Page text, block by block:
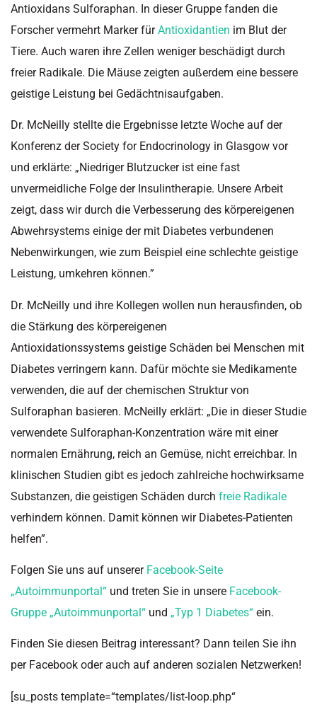
Antioxidans Sulforaphan. In dieser Gruppe fanden die
Forscher vermehrt Marker fürAntioxidantien im Blut der
Tiere. Auch waren ihre Zellen weniger beschädigt durch
freier Radikale. Die Mäuse zeigten außerdem eine bessere
geistige Leistung bei Gedächtnisaufgaben.
Dr. McNeilly stellte die Ergebnisse letzte Woche auf der
Konferenz derSociety for Endocrinology in Glasgow vor
und erklärte: „Niedriger Blutzucker ist eine fast
unvermeidliche Folge der Insulintherapie. Unsere Arbeit
zeigt, dass wir durch die Verbesserung des körpereigenen
Abwehrsystems einige der mit Diabetes verbundenen
Nebenwirkungen, wie zum Beispiel eine schlechte geistige
Leistung, umkehren können.”
Dr. McNeilly und ihre Kollegen wollen nun herausfinden, ob
die Stärkung des körpereigenen
Antioxidationssystems geistige Schäden bei Menschen mit
Diabetes verringern kann. Dafür möchte sie Medikamente
verwenden, die auf der chemischen Struktur von
Sulforaphan basieren. McNeilly erklärt: „Die in dieser Studie
verwendete Sulforaphan-Konzentration wäre mit einer
normalen Ernährung, reich an Gemüse, nicht erreichbar. In
klinischen Studien gibt es jedoch zahlreiche hochwirksame
Substanzen, die geistigen Schäden durch freie Radikale
verhindern können. Damit können wir Diabetes-Patienten
helfen”.
Folgen Sie uns auf unserer Facebook-Seite
„Autoimmunportal“ und treten Sie in unsere Facebook-
Gruppe „Autoimmunportal“ und „Typ 1 Diabetes“ ein.
Finden Sie diesen Beitrag interessant? Dann teilen Sie ihn
per Facebook oder auch auf anderen sozialen Netzwerken!
[su_posts template=“templates/list-loop.php“